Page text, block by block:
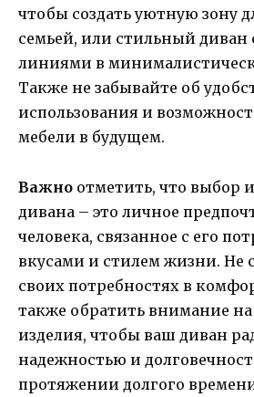
чтобы создать уютную зону
семьей, или стильный
линиями в
Также не забывайте об
использования и
мебели в будущем.
Важно отметить, что выбор
дивана – это личное
человека, связанное с его
вкусами и стилем жизни. Не
своих потребностях в
также обратить внимание на
изделия, чтобы ваш диван
надежностью и
протяжении долгого